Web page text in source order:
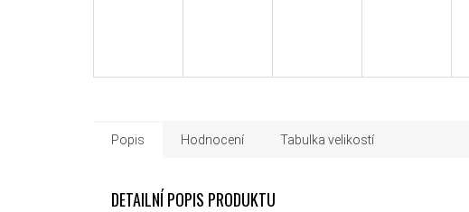
Popis Hodnocení Tabulka velikostí
DETAILNÍ POPIS PRODUKTU